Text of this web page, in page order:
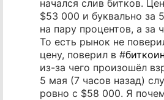
начался слив битков.
$53 000 и буквально за
на пару процентов, а за
То есть рынок не
цену, поверил в #биткоин
из-за чего произошёл
5 мая (7 часов назад)
ровно с $58 000. Я